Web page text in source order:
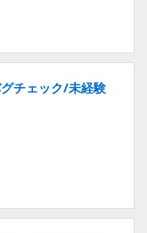
チェック/未経験